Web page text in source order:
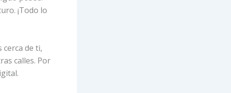
¡Todo lo
de ti,
calles. Por